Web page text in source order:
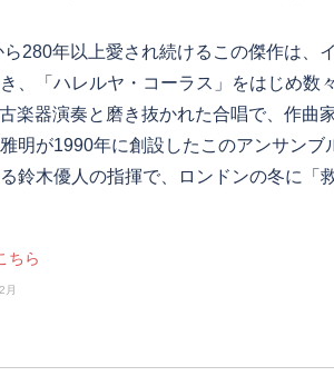
280年以上愛され続けるこの傑作は、
、「ハレルヤ・コーラス」をはじめ数
楽器演奏と磨き抜かれた合唱で、作曲
明が1990年に創設したこのアンサンブ
鈴木優人の指揮で、ロンドンの冬に「
ちら
月